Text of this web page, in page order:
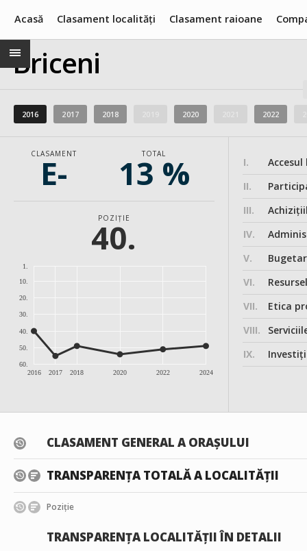
Acasă Clasament localități Clasament raioane
Briceni
2016 2017 2018 2020 2022
CLASAMENT
E- TOTAL
13 %
POZIȚIE
40.
2016 2017 2018 2020 2022 2024
1.
10.
20.
30.
40.
50.
60.
I.
II.
III.
IV.
V.
VI.
VII.
Etica
VIII.
IX.
Investițiile,
CLASAMENT GENERAL A ORAȘULUI
TRANSPARENȚA TOTALĂ A LOCALITĂȚII
Poziție
TRANSPARENȚA LOCALITĂȚII ÎN DETALII